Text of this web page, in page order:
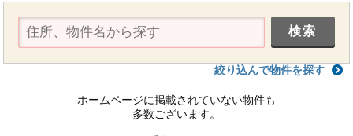
絞り込んで物件を探す
ホームページに掲載されていない物件も
多数ございます。